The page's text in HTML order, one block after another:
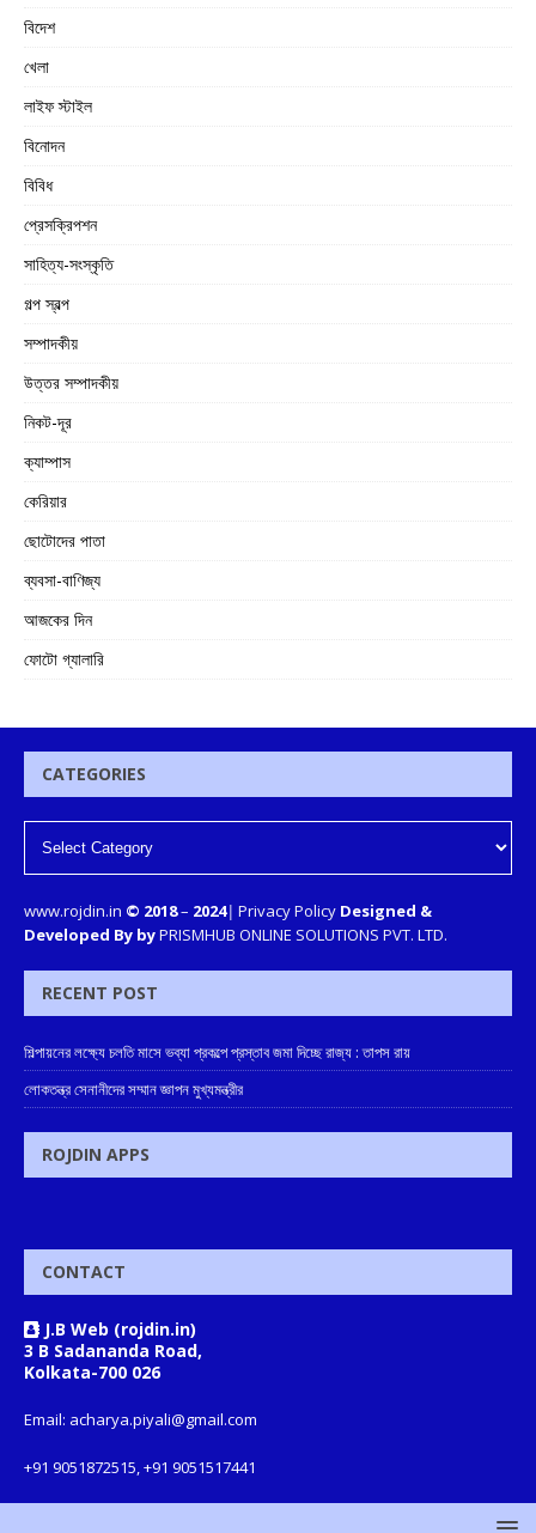
বিদেশ
খেলা
লাইফ স্টাইল
বিনোদন
বিবিধ
প্রেসক্রিপশন
সাহিত্য-সংস্কৃতি
গল্প স্বল্প
সম্পাদকীয়
উত্তর সম্পাদকীয়
নিকট-দূর
ক্যাম্পাস
কেরিয়ার
ছোটোদের পাতা
ব্যবসা-বাণিজ্য
আজকের দিন
ফোটো গ্যালারি
CATEGORIES
www.rojdin.in © 2018– 2024| Privacy Policy Designed &
Developed By byPRISMHUB ONLINE SOLUTIONS PVT. LTD.
RECENT POST
শিল্পায়নের লক্ষ্যে চলতি মাসে ভব্যা প্রকল্পে প্রস্তাব জমা দিচ্ছে রাজ্য : তাপস রায়
লোকতন্ত্র সেনানীদের সম্মান জ্ঞাপন মুখ্যমন্ত্রীর
ROJDIN APPS
CONTACT
J.B Web (rojdin.in)
3 B Sadananda Road,
Kolkata-700 026
Email: acharya.piyali@gmail.com
+91 9051872515, +91 9051517441